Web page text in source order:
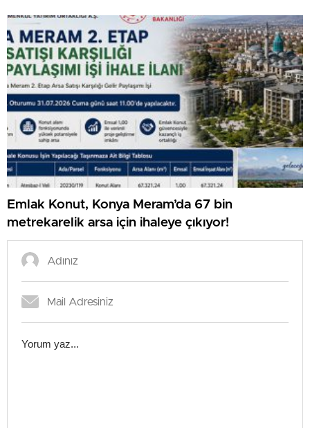
Emlak Konut, Konya Meram’da 67 bin
metrekarelik arsa için ihaleye çıkıyor!